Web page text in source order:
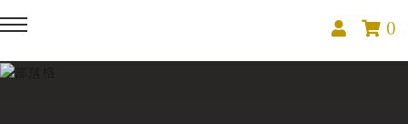
0